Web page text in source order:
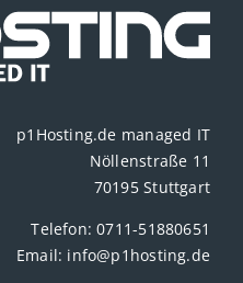
p1Hosting.de managed IT
Nöllenstraße 11
70195 Stuttgart
Telefon:0711-51880651
Email: info@p1hosting.de